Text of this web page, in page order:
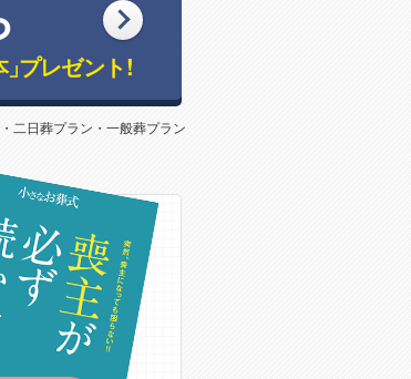
」プレゼント!
二日葬プラン・一般葬プラン